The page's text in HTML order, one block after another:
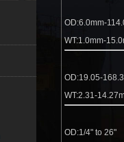
OD:6.0mm-
WT:1.0mm-
OD:19.05-
WT:2.31-
OD:1/4"